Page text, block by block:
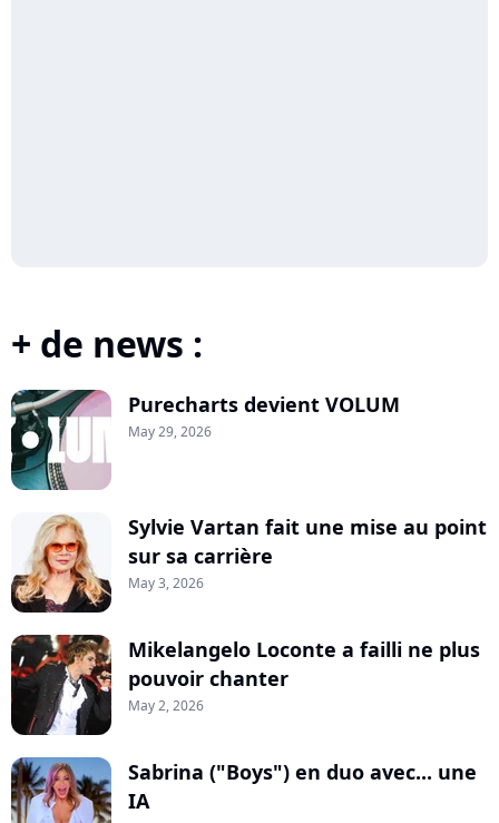
+ de news :
Purecharts devient VOLUM
May 29, 2026
Sylvie Vartan fait une mise au point
sur sa carrière
May 3, 2026
Mikelangelo Loconte a failli ne plus
pouvoir chanter
May 2, 2026
Sabrina ("Boys") en duo avec... une
IA